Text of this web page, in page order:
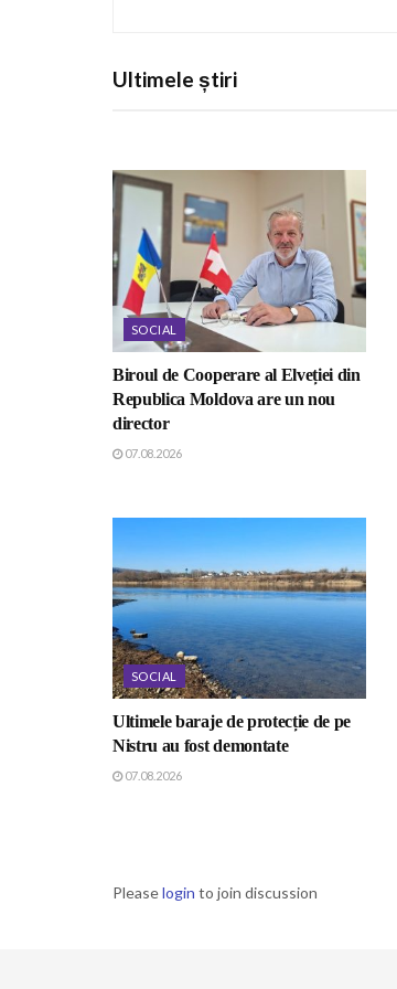
Ultimele știri
SOCIAL
Biroul de Cooperare al Elveției din
Republica Moldova are un nou
director
07.08.2026
SOCIAL
Ultimele baraje de protecție de pe
Nistru au fost demontate
07.08.2026
Pleaselogin to join discussion